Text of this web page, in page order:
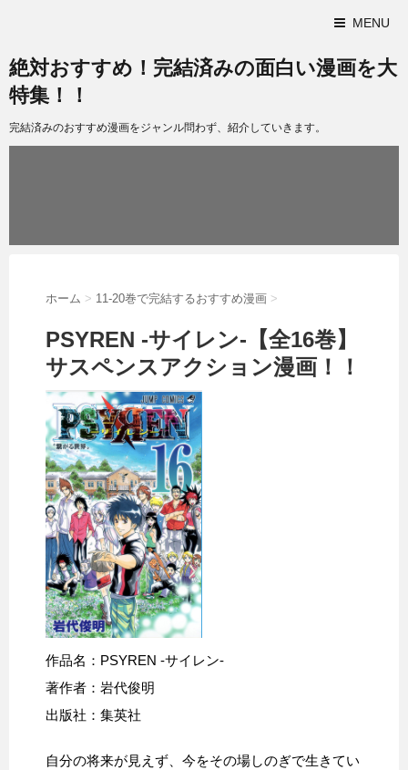
MENU
絶対おすすめ！完結済みの面白い漫画を大
特集！！
完結済みのおすすめ漫画をジャンル問わず、紹介していきます。
ホーム > 11-20巻で完結するおすすめ漫画 >
PSYREN -サイレン-【全16巻】
サスペンスアクション漫画！！
作品名：PSYREN -サイレン-
著作者：岩代俊明
出版社：集英社
自分の将来が見えず、今をその場しのぎで生きてい